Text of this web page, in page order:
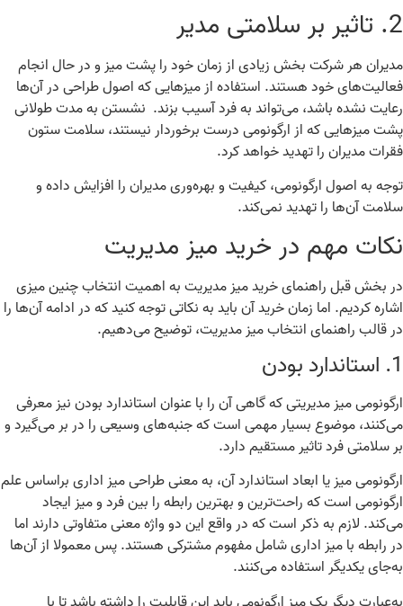
تاثیر بر سلامتی مدیر
هر شرکت بخش زیادی از زمان خود را پشت میز و در حال انجام
خود هستند. استفاده از میزهایی که اصول طراحی در آن‌ها
نشده باشد، می‌تواند به فرد آسیب بزند. نشستن به‌ مدت طولانی
میزهایی که از ارگونومی درست برخوردار نیستند، سلامت ستون
مدیران را تهدید خواهد کرد.
به اصول ارگونومی، کیفیت و بهره‌وری مدیران را افزایش داده و
آن‌ها را تهدید نمی‌کند.
مهم در خرید میز مدیریت
بخش قبل راهنمای خرید میز مدیریت به اهمیت انتخاب چنین میزی
کردیم.اما زمان خرید آن باید به نکاتی توجه کنید که در ادامه آن‌ها را
قالب راهنمای انتخاب میز مدیریت، توضیح می‌دهیم.
استاندارد بودن
میز مدیریتی که گاهی آن‌ را با عنوان استاندارد بودن نیز معرفی
موضوع بسیار مهمی است که جنبه‌های وسیعی را در بر می‌گیرد و
سلامتی فرد تاثیر مستقیم دارد.
میز یا ابعاد استاندارد آن، به‌معنی طراحی میز اداری براساس علم
است که راحت‌ترین و بهترین رابطه را بین فرد و میز ایجاد
.لازم به ذکر است که در واقع این دو واژه معنی متفاوتی دارند اما
رابطه با میز اداری شامل مفهوم مشترکی هستند.پس معمولا از آن‌ها
یکدیگر استفاده می‌کنند.